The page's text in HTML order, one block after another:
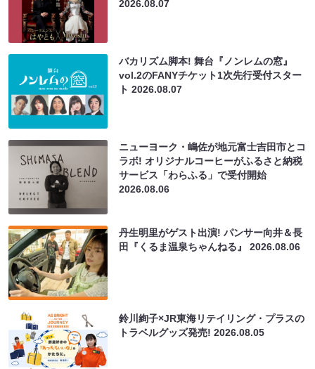
2026.08.07
バカリズム脚本! 舞台『ノンレムの窓』
vol.2のFANYチケット1次先行受付スター
ト2026.08.07
ニューヨーク・嶋佐が地元富士吉田市とコ
ラボ! オリジナルコーヒーがふるさと納税
サービス「わらふる」で受付開始
2026.08.06
丹生明里がゲスト出演! パンサー向井＆長
田『くるま温泉ちゃんねる』2026.08.06
鈴川絢子×JR東海リテイリング・プラスの
トラベルグッズ発売!2026.08.05